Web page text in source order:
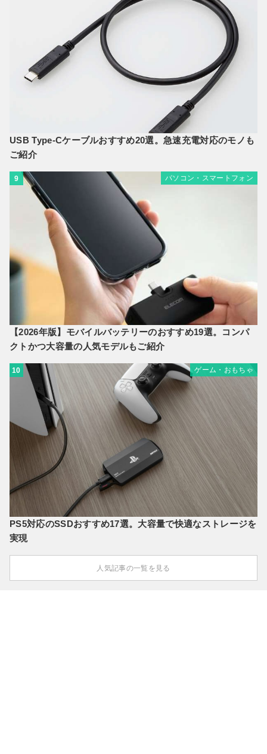
USB Type-Cケーブルおすすめ20選。急速充電対応のモノも
ご紹介
9 パソコン・スマートフォン
【2026年版】モバイルバッテリーのおすすめ19選。コンパ
クトかつ大容量の人気モデルもご紹介
10 ゲーム・おもちゃ
PS5対応のSSDおすすめ17選。大容量で快適なストレージを
実現
人気記事の一覧を見る